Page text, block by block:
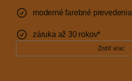
moderné farebné prevedenia
záruka až 30 rokov*
Zistiť viac